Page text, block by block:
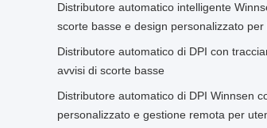
Distributore automatico intelligente
scorte basse e design personalizzato per
Distributore automatico di DPI con
avvisi di scorte basse
Distributore automatico di DPI Winnsen
personalizzato e gestione remota per